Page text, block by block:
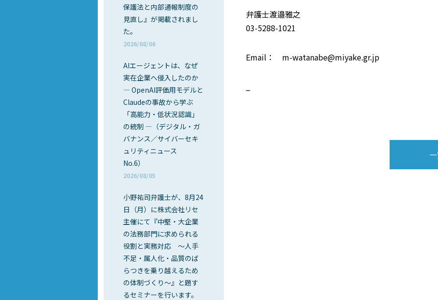
保護法と内部通報制度の
見直し』が掲載されまし
た。
2026/08/06
AIエージェントは、なぜ
実在企業へ侵入したのか
― OpenAI評価用モデルと
Claudeの事故から学ぶ
「高能力・低状況認識」
の統制 ―（デジタル・ガ
バナンス／サイバーセキ
ュリティニュース
No.6）
2026/08/05
小野祐司弁護士が、8月24
日（月）に株式会社リセ
主催にて『中堅・大企業
の法務部門に求められる
役割と実務対応 ～人手
不足・属人化・品質のば
らつきを乗り越えるため
の体制づくり～』と題す
るセミナーを行います。
弁護士渡邉雅之
03-5288-1021
Email： m-watanabe@miyake.gr.jp